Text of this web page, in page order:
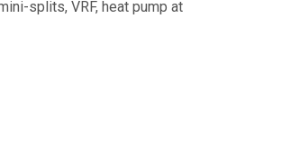
splits, VRF, heat pump at